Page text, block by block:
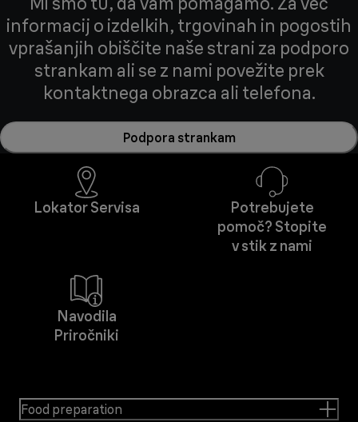
informacij o izdelkih, trgovinah in pogostih
vprašanjih obiščite naše strani za podporo
strankam ali se z nami povežite prek
kontaktnega obrazca ali telefona.
Podpora strankam
Lokator Servisa
Potrebujete
pomoč? Stopite
v stik z nami
Navodila
Priročniki
Food preparation